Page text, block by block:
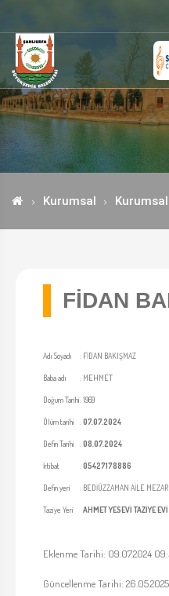
Kurumsal
FİDAN
Adı Soyadı : FİDAN BAKIŞMAZ
Baba adı : MEHMET
Doğum Tarihi:1969
Ölüm tarihi :07.07.2024
Defin Tarihi :08.07.2024
İrtibat :05427178886
Defin yeri : BEDİÜZZAMAN AİLE
Taziye Yeri AHMET YESEVİ TAZİYE EVİ
Eklenme Tarihi: 09.07.2024
Güncellenme Tarihi: